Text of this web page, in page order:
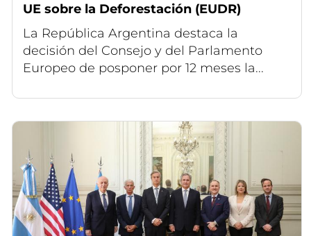
UE sobre la Deforestación (EUDR)
La República Argentina destaca la
decisión del Consejo y del Parlamento
Europeo de posponer por 12 meses la...